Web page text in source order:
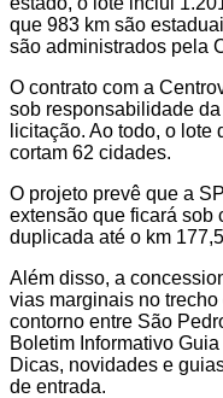
que 983 km são
são administrados pela
O contrato com a
sob responsabilidade
licitação. Ao todo, o
cortam 62 cidades.
O projeto prevê que a
extensão que ficará sob
duplicada até o km
Além disso, a
vias marginais no
contorno entre São
Boletim Informativo
Dicas, novidades e
de entrada.